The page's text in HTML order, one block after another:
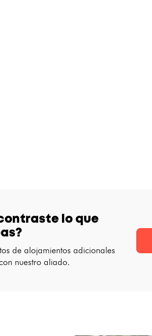
lo que
de alojamientos adicionales
nuestro aliado.